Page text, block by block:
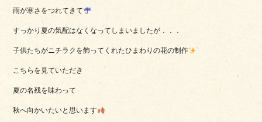
雨が寒さをつれてきて
すっかり夏の気配はなくなってしまいましたが．．．
子供たちがニチラクを飾ってくれたひまわりの花の制作
こちらを見ていただき
夏の名残を味わって
秋へ向かいたいと思います